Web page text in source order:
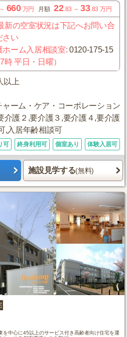
660 万円 月額 22.83 ～33.83 万円
の空室状況は下記へお問い合
さい
ホーム入居相談室:0120-175-15
時 平日・日曜）
以上
ャーム・ケア・コーポレーション
介護２,要介護３,要介護４,要介護
,入居年齢相談可
可 終身利用可 個室あり 体験入居可
施設見学する(無料)
を中心に45以上のサービス付き高齢者向け住宅を運